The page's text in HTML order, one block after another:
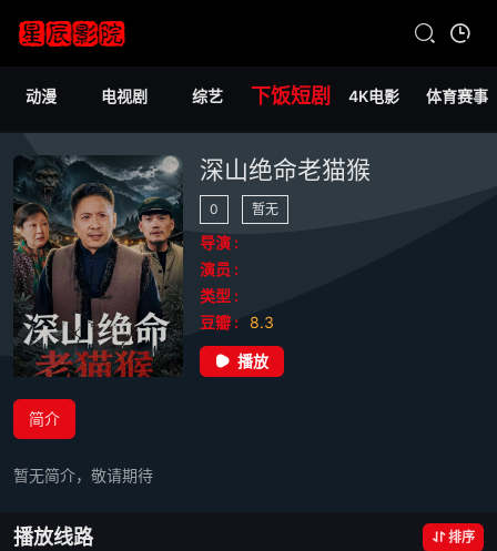
动漫 电视剧 综艺 下饭短剧 4K电影 体育赛事
深山绝命老猫猴
0 暂无
导演 :
演员 :
类型 :
豆瓣 :
8.3
播放
简介
暂无简介，敬请期待
播放线路 排序